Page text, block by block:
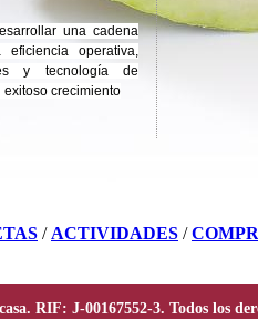
una cadena
eficiencia operativa,
y tecnología de
crecimiento
/ ACTIVIDADES /
RIF: J-00167552-3. Todos los